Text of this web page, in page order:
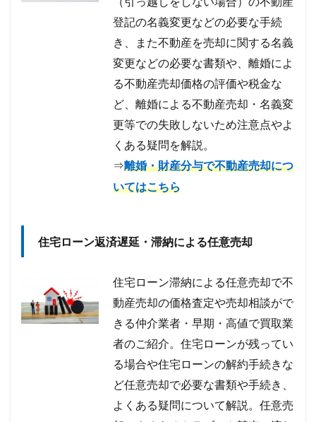
登記の名義変更などの必要な手続
き、また不動産を売却に関する名義
変更などの必要な書類や、離婚によ
る不動産売却価格の評価や税金な
ど、離婚による不動産売却・名義変
更等での失敗しないため注意点やよ
くある疑問を解説。
⇒離婚・財産分与で不動産売却につ
いてはこちら
住宅ローン返済遅延・滞納による任意売却
住宅ローン滞納による任意売却で不
動産売却の価格査定や売却相談がで
きる仲介業者・早期・高値で買取業
者のご紹介。住宅ローンが残ってい
る場合や住宅ローンの解約手続きな
ど任意売却で必要な書類や手続き、
よくある疑問について解説。任意売